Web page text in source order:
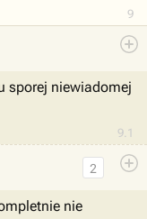
9
9.1
sporej niewiadomej
2
nie